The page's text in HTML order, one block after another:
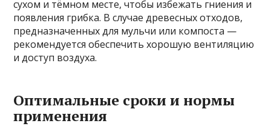
сухом и тёмном месте, чтобы избежать гниения и
появления грибка. В случае древесных отходов,
предназначенных для мульчи или компоста —
рекомендуется обеспечить хорошую вентиляцию
и доступ воздуха.
Оптимальные сроки и нормы
применения